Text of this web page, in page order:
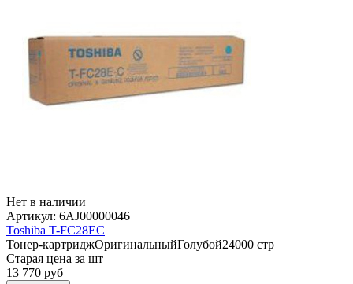
Нет в наличии
Артикул: 6AJ00000046
Toshiba T-FC28EC
Тонер-картриджОригинальныйГолубой24000 стр
Старая цена за шт
13 770 руб